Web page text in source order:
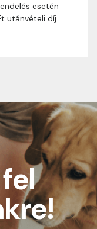
esetén
utánvételi díj